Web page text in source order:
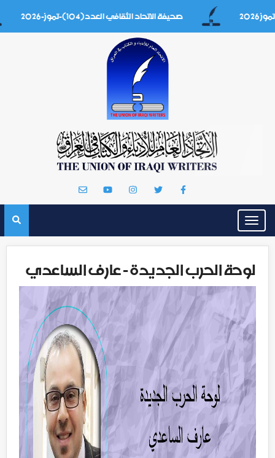
صحيفة الاتحاد الثقافي العدد(104)-تموز-2026
Toggle
navigation
لوحة الحرب الجديدة - عارف الساعدي